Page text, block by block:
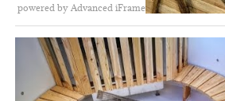
powered by Advanced iFrame